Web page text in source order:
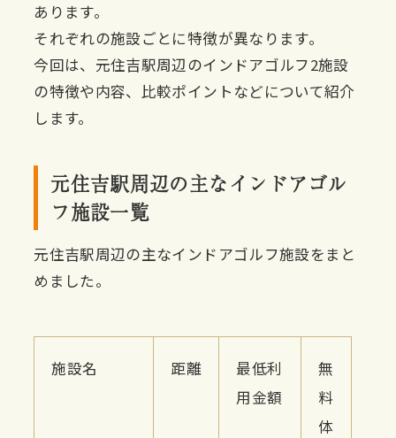
あります。
それぞれの施設ごとに特徴が異なります。
今回は、元住吉駅周辺のインドアゴルフ2施設
の特徴や内容、比較ポイントなどについて紹介
します。
元住吉駅周辺の主なインドアゴル
フ施設一覧
元住吉駅周辺の主なインドアゴルフ施設をまと
めました。
施設名 距離
最低利
用金額
無
料
体